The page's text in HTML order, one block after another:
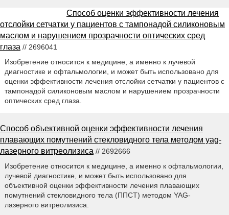
Способ оценки эффективности лечения
отслойки сетчатки у пациентов с тампонадой силиконовым
маслом и нарушением прозрачности оптических сред
глаза // 2696041
Изобретение относится к медицине, а именно к лучевой
диагностике и офтальмологии, и может быть использовано для
оценки эффективности лечения отслойки сетчатки у пациентов с
тампонадой силиконовым маслом и нарушением прозрачности
оптических сред глаза.
Способ объективной оценки эффективности лечения
плавающих помутнений стекловидного тела методом yag-
лазерного витреолизиса // 2692666
Изобретение относится к медицине, а именно к офтальмологии,
лучевой диагностике, и может быть использовано для
объективной оценки эффективности лечения плавающих
помутнений стекловидного тела (ППСТ) методом YAG-
лазерного витреолизиса.